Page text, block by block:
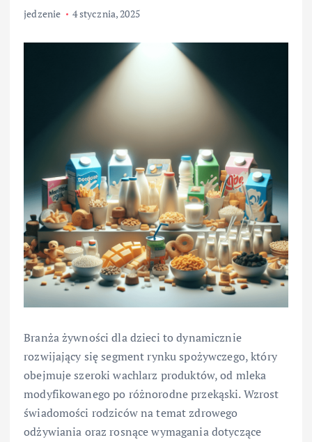
jedzenie 4 stycznia, 2025
Branża żywności dla dzieci to dynamicznie
rozwijający się segment rynku spożywczego, który
obejmuje szeroki wachlarz produktów, od mleka
modyfikowanego po różnorodne przekąski. Wzrost
świadomości rodziców na temat zdrowego
odżywiania oraz rosnące wymagania dotyczące